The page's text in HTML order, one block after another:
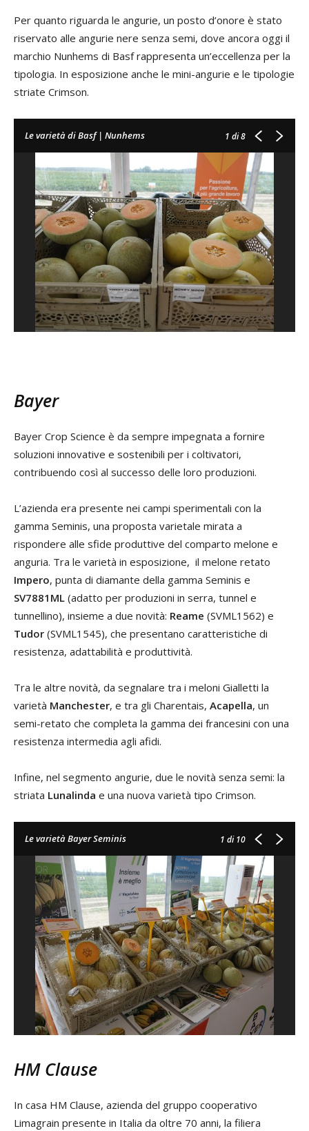
Per quanto riguarda le angurie, un posto d’onore è stato
riservato alle angurie nere senza semi, dove ancora oggi il
marchio Nunhems di Basf rappresenta un’eccellenza per la
tipologia. In esposizione anche le mini-angurie e le tipologie
striate Crimson.
Le varietà di Basf | Nunhems 1 di 8
Bayer
Bayer Crop Science è da sempre impegnata a fornire
soluzioni innovative e sostenibili per i coltivatori,
contribuendo così al successo delle loro produzioni.
L’azienda era presente nei campi sperimentali con la
gamma Seminis, una proposta varietale mirata a
rispondere alle sfide produttive del comparto melone e
anguria. Tra le varietà in esposizione, il melone retato
Impero, punta di diamante della gamma Seminis e
SV7881ML (adatto per produzioni in serra, tunnel e
tunnellino), insieme a due novità: Reame (SVML1562) e
Tudor (SVML1545), che presentano caratteristiche di
resistenza, adattabilità e produttività.
Tra le altre novità, da segnalare tra i meloni Gialletti la
varietà Manchester, e tra gli Charentais, Acapella, un
semi-retato che completa la gamma dei francesini con una
resistenza intermedia agli afidi.
Infine, nel segmento angurie, due le novità senza semi: la
striata Lunalinda e una nuova varietà tipo Crimson.
Le varietà Bayer Seminis 1 di 10
HM Clause
In casa HM Clause, azienda del gruppo cooperativo
Limagrain presente in Italia da oltre 70 anni, la filiera